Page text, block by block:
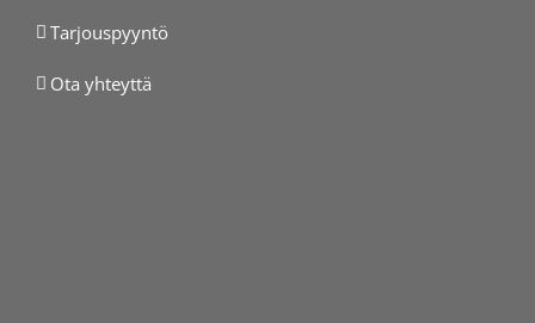
Tarjouspyyntö
Ota yhteyttä